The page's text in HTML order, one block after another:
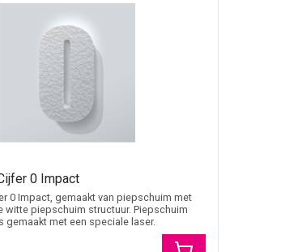
0 Impact
0 Impact, gemaakt van piepschuim met
witte piepschuim structuur. Piepschuim
gemaakt met een speciale laser.